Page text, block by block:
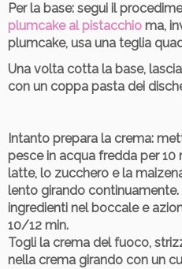
Per la base: segui il
plumcake al pistacchio ma,
plumcake, usa una teglia
Una volta cotta la base,
con un coppa pasta dei
Intanto prepara la crema:
pesce in acqua fredda per 10
latte, lo zucchero e la
lento girando
ingredienti nel boccale e
10/12 min.
Togli la crema del fuoco,
nella crema girando con un